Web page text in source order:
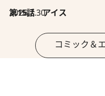
2026.7.30
第15話 アイス
コミック＆